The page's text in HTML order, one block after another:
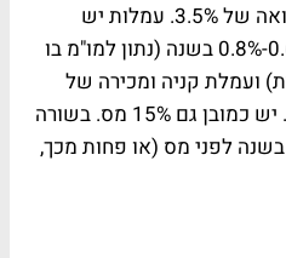
המק"מים נסחרים כעת בתשואה של 3.5%. עמלות יש
בהחלט: דמי משמרת של 0.6%-0.8% בשנה (נתון למו"מ בו
ועמלת קניה ומכירה של
0.1% לכל כיוון (סה"כ 0.2%). יש כמובן גם 15% מס. בשורה
התחתונה מגיעים לסביב 3% בשנה לפני מס (או פחות מכך,